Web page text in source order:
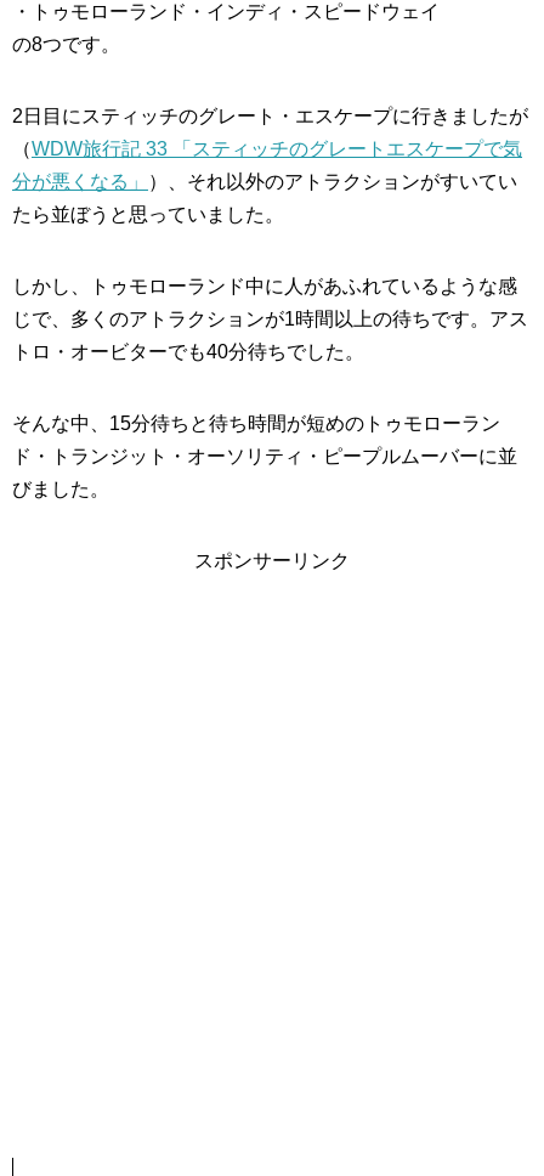
・トゥモローランド・インディ・スピードウェイ
の8つです。
2日目にスティッチのグレート・エスケープに行きましたが
（WDW旅行記 33 「スティッチのグレートエスケープで気
分が悪くなる」
）、それ以外のアトラクションがすいてい
たら並ぼうと思っていました。
しかし、トゥモローランド中に人があふれているような感
じで、多くのアトラクションが1時間以上の待ちです。アス
トロ・オービターでも40分待ちでした。
そんな中、15分待ちと待ち時間が短めのトゥモローラン
ド・トランジット・オーソリティ・ピープルムーバーに並
びました。
スポンサーリンク